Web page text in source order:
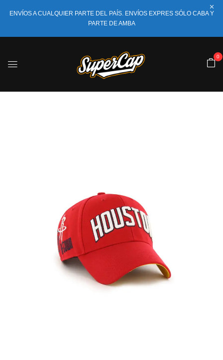
ENVÍOS A CUALQUIER PARTE DEL PAÍS. ENVÍOS EXPRES SÓLO CABA Y
PARTE DE AMBA
0